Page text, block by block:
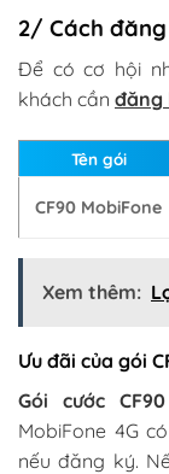
2/ Cách đăng
Để có cơ hội
khách cần đăng
Tên gói
CF90 MobiFone
Xem thêm:
Ưu đãi của gói
Gói cước
MobiFone 4G
nếu đăng ký.